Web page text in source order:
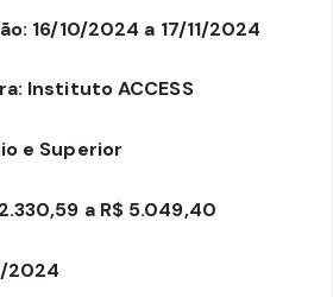
16/10/2024 a 17/11/2024
Instituto ACCESS
e Superior
a R$ 5.049,40
2024